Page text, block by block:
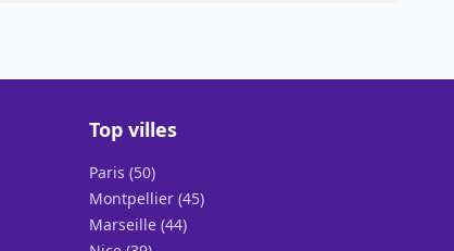
Top villes
Paris (50)
Montpellier (45)
Marseille (44)